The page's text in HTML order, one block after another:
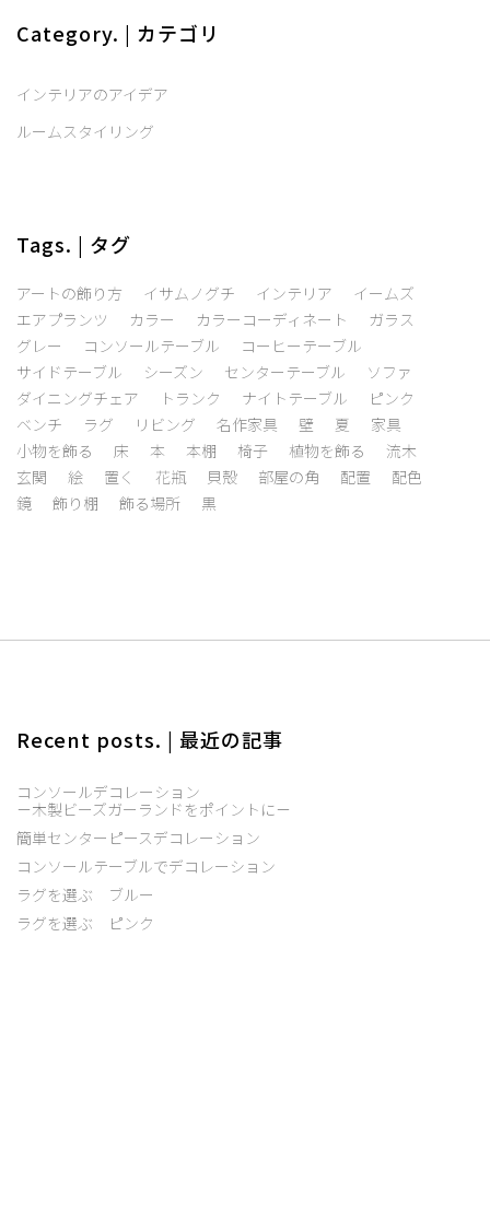
Category. | カテゴリ
インテリアのアイデア
ルームスタイリング
Tags. | タグ
アートの飾り方 イサムノグチ インテリア
イームズ
エアプランツ
カラー カラーコーディネート
ガラス
グレー
コンソールテーブル
コーヒーテーブル
サイドテーブル
シーズン センターテーブル
ソファ
ダイニングチェア
トランク ナイトテーブル
ピンク
ベンチ
ラグ リビング 名作家具 壁 夏
家具
小物を飾る
床 本 本棚 椅子 植物を飾る
流木
玄関
絵 置く 花瓶 貝殻 部屋の角 配置
配色
鏡
飾り棚 飾る場所 黒
Recent posts. | 最近の記事
コンソールデコレーション
－木製ビーズガーランドをポイントに－
簡単センターピースデコレーション
コンソールテーブルでデコレーション
ラグを選ぶ ブルー
ラグを選ぶ ピンク